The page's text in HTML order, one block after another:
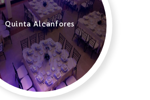
Quinta Alcanfores